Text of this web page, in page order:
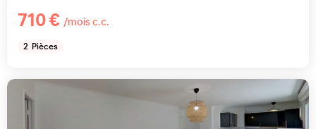
710 € /mois c.c.
2 Pièces